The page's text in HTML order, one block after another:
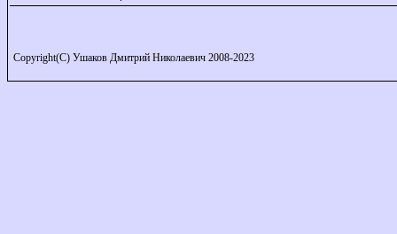
Copyright(C) Ушаков Дмитрий Николаевич 2008-2023